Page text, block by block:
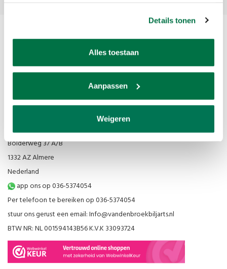
Details tonen
Alles toestaan
Aanpassen
Weigeren
Van den Broek Biljarts staat voor kwaliteit, vakmanschap en service.
Van den Broek Biljarts
Bolderweg 37 A/B
1332 AZ Almere
Nederland
app ons op 036-5374054
Per telefoon te bereiken op 036-5374054
stuur ons gerust een email:Info@vandenbroekbiljarts.nl
BTW NR: NL 001594143B56 K.V.K 33093724